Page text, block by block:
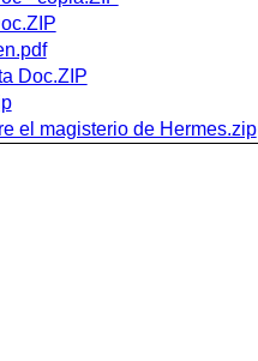
Doc.ZIP
el magisterio de Hermes.zip